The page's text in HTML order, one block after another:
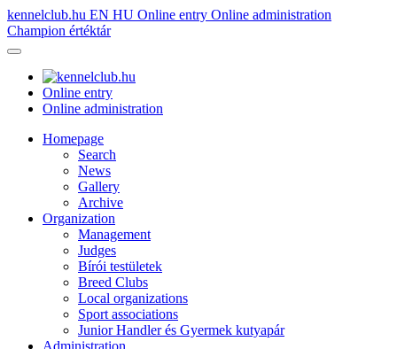
kennelclub.hu EN HU Online entry Online administration
Champion értéktár
Online entry
Online administration
Homepage
Search
News
Gallery
Archive
Organization
Management
Judges
Bírói testületek
Breed Clubs
Local organizations
Sport associations
Junior Handler és Gyermek kutyapár
Administration